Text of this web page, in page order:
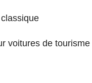
voitures de tourisme